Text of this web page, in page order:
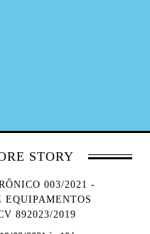
STORY
003/2021 -
892023/2019